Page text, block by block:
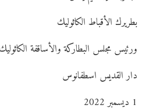
بطريرك الأقباط الكاثوليك
ورئيس مجلس البطاركة والأساقفة
دار القديس اسطفانوس
1 ديسمبر 2022